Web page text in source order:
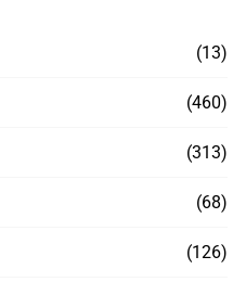
(13)
(460)
(313)
(68)
(126)